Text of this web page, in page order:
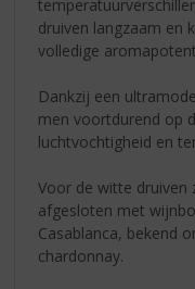
druiven langzaam en
volledige
Dankzij een
men voortdurend op
luchtvochtigheid en
Voor de witte druiven
afgesloten met
Casablanca, bekend
chardonnay.